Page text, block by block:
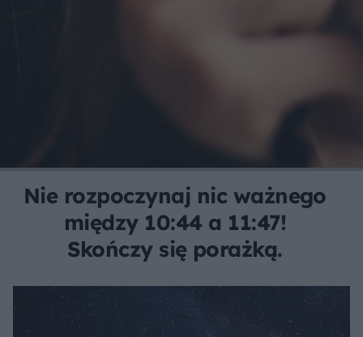
Nie rozpoczynaj nic ważnego
między 10:44 a 11:47!
Skończy się porażką.